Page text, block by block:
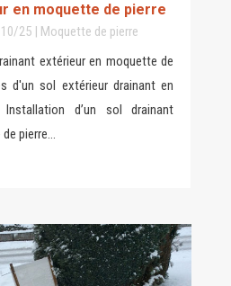
en moquette de pierre
25| Moquette de pierre
extérieur en moquette de
d'un sol extérieur drainant en
d’un sol drainant
pierre...